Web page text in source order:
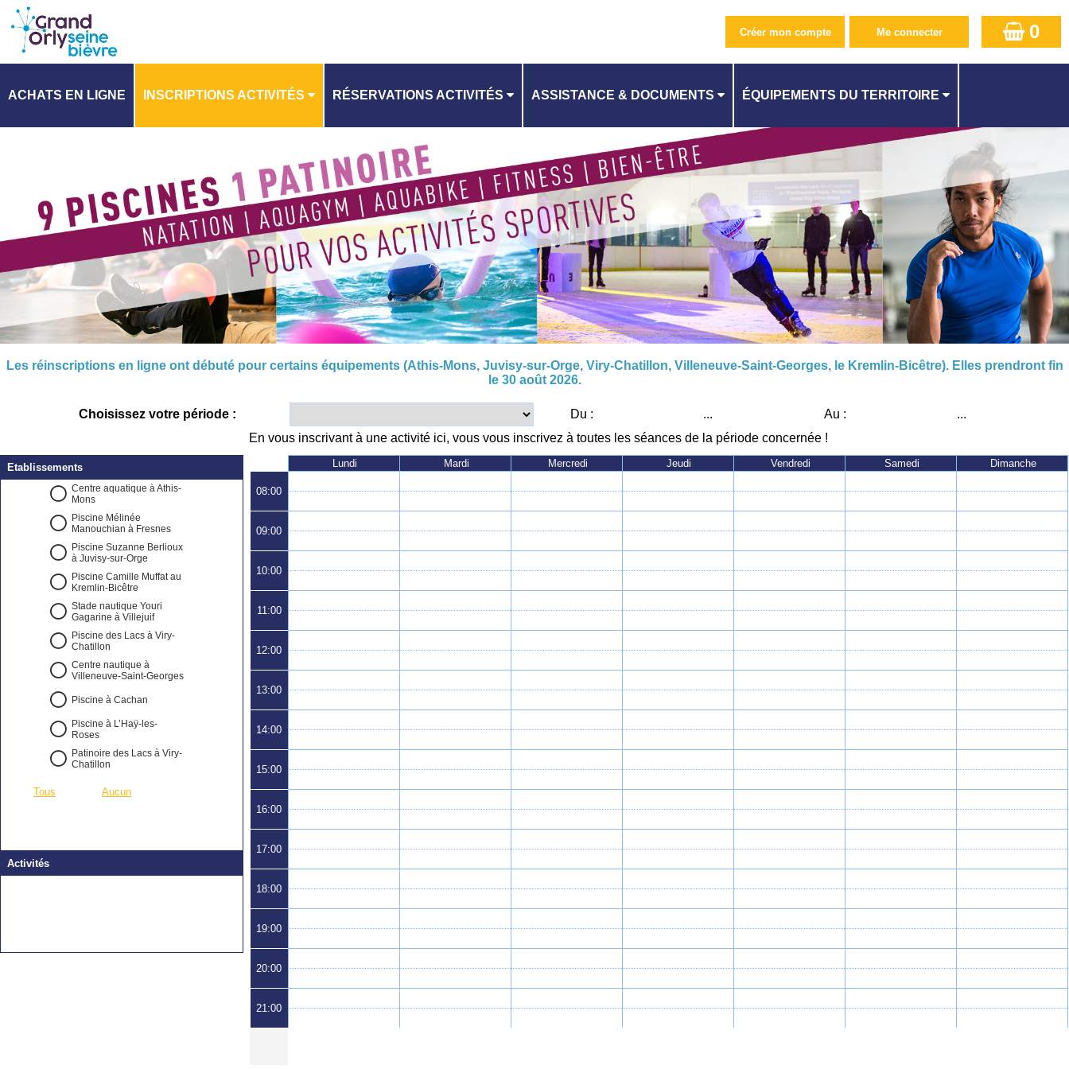
0
ACHATS EN LIGNE INSCRIPTIONS ACTIVITÉS RÉSERVATIONS ACTIVITÉS ASSISTANCE & DOCUMENTS
CONTACTEZ-NOUS
CHARTE RGPD
CGV EQUIPEMENTS AQUATIQUES
RI EQUIPEMENTS AQUATIQUES
CGV PATINOIRE
RI PATINOIRE
TUTO RÉSERVATION D'ACTIVITÉ
ÉQUIPEMENTS DU TERRITOIRE
PISCINE CAMILLE MUFFAT AU KREMLIN-BICÊTRE
CENTRE AQUATIQUE À ATHIS-MONS
PISCINE SUZANNE BERLIOUX À JUVISY
PISCINE À CACHAN
PISCINE À L'HAŸ-LES-ROSES
PISCINE MÉLINÉE MANOUCHIAN À FRESNES
PISCINE DES LACS À VIRY-CHATILLON
PATINOIRE DES LACS À VIRY-CHATILLON
Les réinscriptions en ligne ont débuté pour certains équipements (Athis-Mons, Juvisy-sur-Orge, Viry-Chatillon, Villeneuve-Saint-Georges, le Kremlin-Bicêtre). Elles prendront fin
le 30 août 2026.
Choisissez votre période : Du : ... Au :
...
En vous inscrivant à une activité ici, vous vous inscrivez à toutes les séances de la période concernée !
Etablissements
Centre aquatique à Athis-
Mons
Piscine Mélinée
Manouchian à Fresnes
Piscine Suzanne Berlioux
à Juvisy-sur-Orge
Piscine Camille Muffat au
Kremlin-Bicêtre
Stade nautique Youri
Gagarine à Villejuif
Piscine des Lacs à Viry-
Chatillon
Centre nautique à
Villeneuve-Saint-Georges
Piscine à Cachan
Piscine à L’Haÿ-les-
Roses
Patinoire des Lacs à Viry-
Chatillon
Tous Aucun
Activités
Lundi Mardi Mercredi Jeudi Vendredi Samedi Dimanche
08:00
09:00
10:00
11:00
12:00
13:00
14:00
15:00
16:00
17:00
18:00
19:00
20:00
21:00